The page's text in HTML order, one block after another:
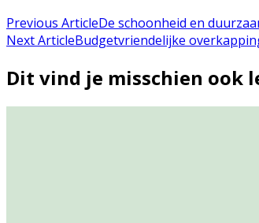
Previous ArticleDe schoonheid en
Next ArticleBudgetvriendelijke
Dit vind je misschien ook